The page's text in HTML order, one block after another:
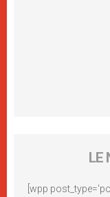
LE
[wpp